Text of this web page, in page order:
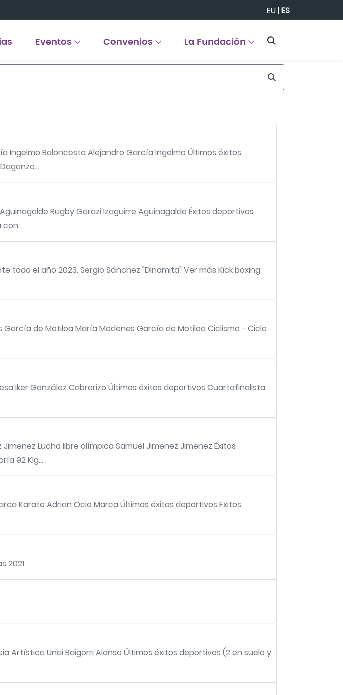
EU|ES
Eventos Convenios La Fundación
Ingelmo Baloncesto Alejandro García Ingelmo Últimos éxitos
Rugby Garazi Izaguirre Aguinagalde Éxitos deportivos
todo el año 2023. Sergio Sánchez "Dinamita" Ver más Kick boxing
de Motiloa María Modenes García de Motiloa Ciclismo - Ciclo
Iker González Cabrerizo Últimos éxitos deportivos Cuartofinalista
Lucha libre olímpica Samuel Jimenez Jimenez Éxitos
92 Klg...
Karate Adrian Ocio Marca Últimos éxitos deportivos Exitos
2021
Artística Unai Baigorri Alonso Últimos éxitos deportivos (2 en suelo y